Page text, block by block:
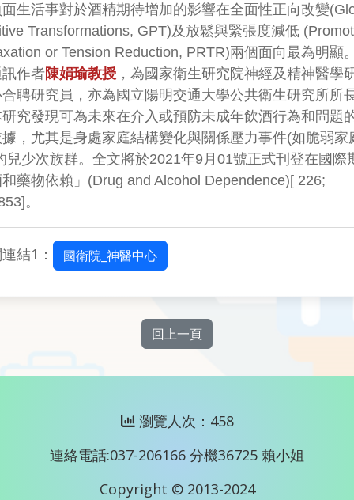
生活事對於酒精期待增加的影響在全面性正向改變
Transformations, GPT)及放鬆與緊張度減低
or Tension Reduction, PRTR)兩個面向最為明顯
作者陳娟瑜教授 ，為國家衛生研究院神經及精神醫學
聘研究員，亦為國立陽明交通大學公共衛生研究所所
究發現可為未來在介入或預防未成年飲酒行為和問題
，尤其是身處家庭結構變化與關係壓力事件(如脆弱家
兒少次族群。全文將於2021年9月01號正式刊登在國際
藥物依賴」(Drug and Alcohol Dependence)[ 226;
。
結1： 國衛院_神醫中心
回上一頁
瀏覽人次：458
連絡電話:037-206166 分機36725 賴小姐
Copyright © 2013-2024